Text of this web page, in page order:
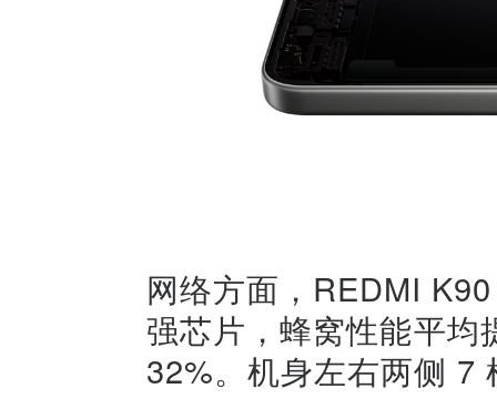
网络方面，REDMI
强芯片，蜂窝性能平
32%。机身左右两侧 7